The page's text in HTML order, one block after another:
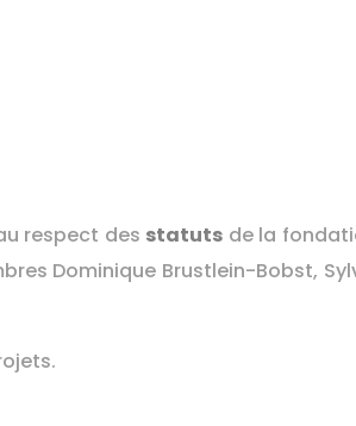
respect des statuts de la
Dominique Brustlein-Bobst,